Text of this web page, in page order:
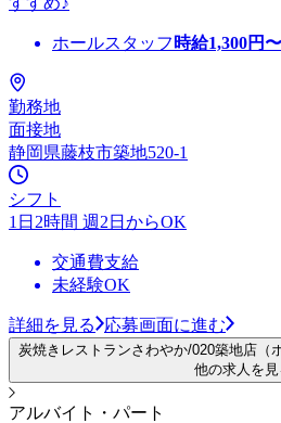
ホールスタッフ 時給1,300円〜
勤務地
面接地
静岡県藤枝市築地520-1
シフト
1日2時間 週2日からOK
交通費支給
未経験OK
詳細を見る 応募画面に進む
炭焼きレストランさわやか/020築地店（
他の求人を見
アルバイト・パート